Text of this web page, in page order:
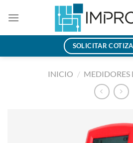
SOLICITAR
INICIO / MEDIDORES